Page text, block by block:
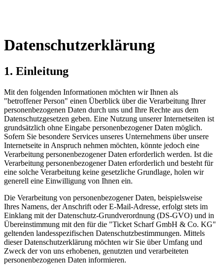
Datenschutzerklärung
1. Einleitung
Mit den folgenden Informationen möchten wir Ihnen als
"betroffener Person" einen Überblick über die Verarbeitung Ihrer
personenbezogenen Daten durch uns und Ihre Rechte aus dem
Datenschutzgesetzen geben. Eine Nutzung unserer Internetseiten ist
grundsätzlich ohne Eingabe personenbezogener Daten möglich.
Sofern Sie besondere Services unseres Unternehmens über unsere
Internetseite in Anspruch nehmen möchten, könnte jedoch eine
Verarbeitung personenbezogener Daten erforderlich werden. Ist die
Verarbeitung personenbezogener Daten erforderlich und besteht für
eine solche Verarbeitung keine gesetzliche Grundlage, holen wir
generell eine Einwilligung von Ihnen ein.
Die Verarbeitung von personenbezogener Daten, beispielsweise
Ihres Namens, der Anschrift oder E-Mail-Adresse, erfolgt stets im
Einklang mit der Datenschutz-Grundverordnung (DS-GVO) und in
Übereinstimmung mit den für die "Ticket Scharf GmbH & Co. KG"
geltenden landesspezifischen Datenschutzbestimmungen. Mittels
dieser Datenschutzerklärung möchten wir Sie über Umfang und
Zweck der von uns erhobenen, genutzten und verarbeiteten
personenbezogenen Daten informieren.